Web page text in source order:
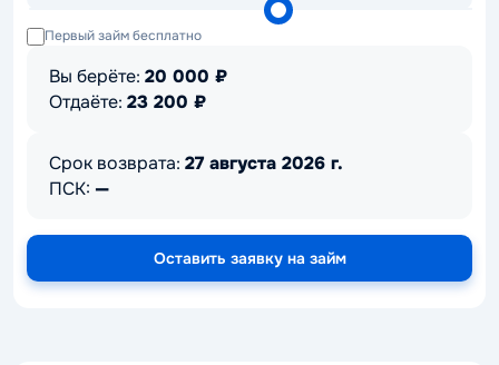
Первый займ бесплатно
Вы берёте: 20 000 ₽
Отдаёте: 23 200 ₽
Срок возврата: 27 августа 2026 г.
ПСК: —
Оставить заявку на займ